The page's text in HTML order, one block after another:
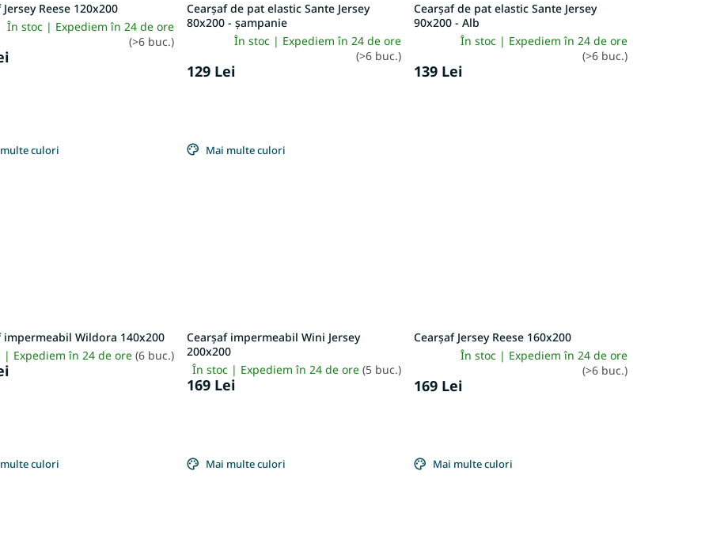
Reese 120x200
În stoc | Expediem în 24 de ore
(>6 buc.)
Cearșaf de pat elastic Sante Jersey
80x200 - șampanie
În stoc | Expediem în 24 de ore
(>6 buc.)
129 Lei
Cearșaf de pat elastic Sante Jersey
90x200 - Alb
În stoc | Expediem în 24 de ore
(>6 buc.)
139 Lei
culori
impermeabil Wildora 140x200
| Expediem în 24 de ore(6 buc.)
Mai multe culori
Cearșaf impermeabil Wini Jersey
200x200
În stoc | Expediem în 24 de ore (5 buc.)
169 Lei
Cearșaf Jersey Reese 160x200
În stoc | Expediem în 24 de ore
(>6 buc.)
169 Lei
culori Mai multe culori Mai multe culori